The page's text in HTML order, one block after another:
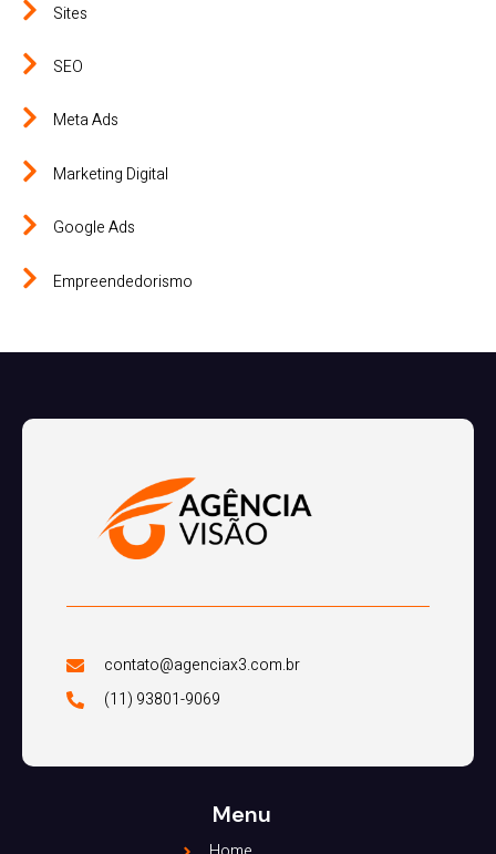
Sites
SEO
Meta Ads
Marketing Digital
Google Ads
Empreendedorismo
contato@agenciax3.com.br
(11) 93801-9069
Menu